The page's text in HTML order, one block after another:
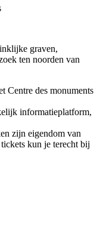
graven,
ten noorden van
Centre des monuments
informatieplatform,
zijn eigendom van
kun je terecht bij